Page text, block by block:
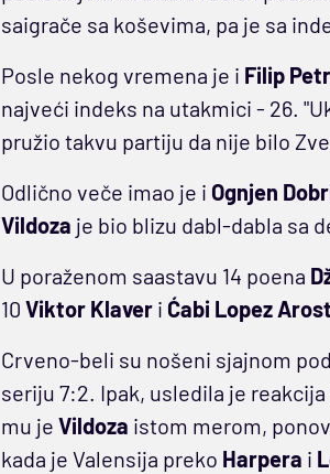
saigrače sa koševima, pa je sa
Posle nekog vremena je i Filip
najveći indeks na utakmici - 26.
pružio takvu partiju da nije bilo
Odlično veče imao je i Ognjen
Vildoza je bio blizu dabl-dabla sa
U poraženom saastavu 14 poena
10 Viktor Klaver i Ćabi Lopez
Crveno-beli su nošeni sjajnom
seriju 7:2. Ipak, usledila je
mu je Vildoza istom merom,
kada je Valensija preko Harpera i